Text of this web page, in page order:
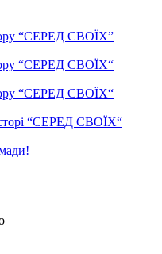
“СЕРЕД СВОЇХ”
“СЕРЕД СВОЇХ“
“СЕРЕД СВОЇХ“
“СЕРЕД СВОЇХ“